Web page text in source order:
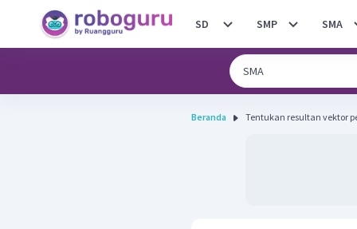
SD SMP SMA
Beranda Tentukan resultan vektor